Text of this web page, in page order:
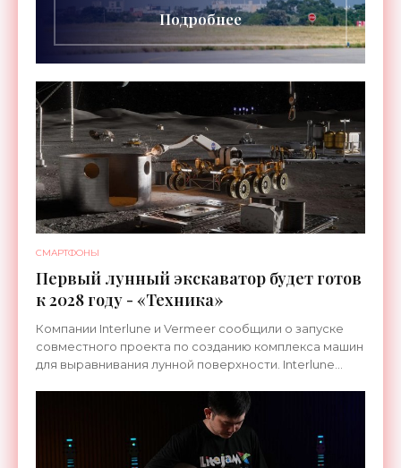
Подробнее
СМАРТФОНЫ
Первый лунный экскаватор будет готов
к 2028 году - «Техника»
Компании Interlune и Vermeer сообщили о запуске
совместного проекта по созданию комплекса машин
для выравнивания лунной поверхности. Interlune